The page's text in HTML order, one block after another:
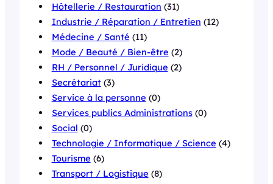
Hôtellerie / Restauration (31)
Industrie / Réparation / Entretien (12)
Médecine / Santé (11)
Mode / Beauté / Bien-être (2)
RH / Personnel / Juridique (2)
Secrétariat(3)
Service à la personne (0)
Services publics Administrations(0)
Social (0)
Technologie / Informatique / Science (4)
Tourisme (6)
Transport / Logistique (8)